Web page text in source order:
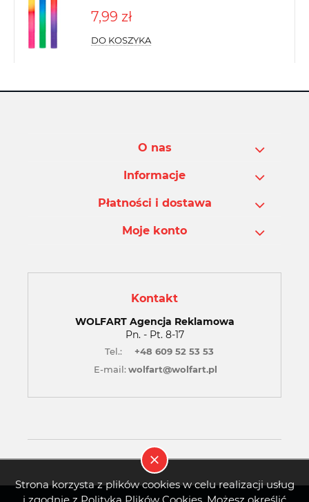
Strona korzysta z plików cookies w celu realizacji usług
7,99 zł
DO KOSZYKA
O nas
Informacje
Płatności i dostawa
Moje konto
Kontakt
WOLFART Agencja Reklamowa
Pn. - Pt. 8-17
Tel.:
+48 609 52 53 53
E-mail:wolfart@wolfart.pl